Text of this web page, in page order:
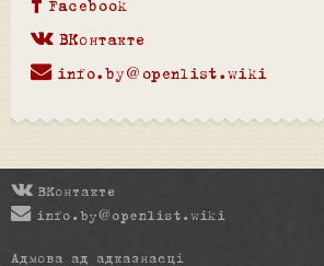
Facebook
ВКонтакте
info.by@openlist.wiki
ВКонтакте
info.by@openlist.wiki
Адмова ад адказнасці